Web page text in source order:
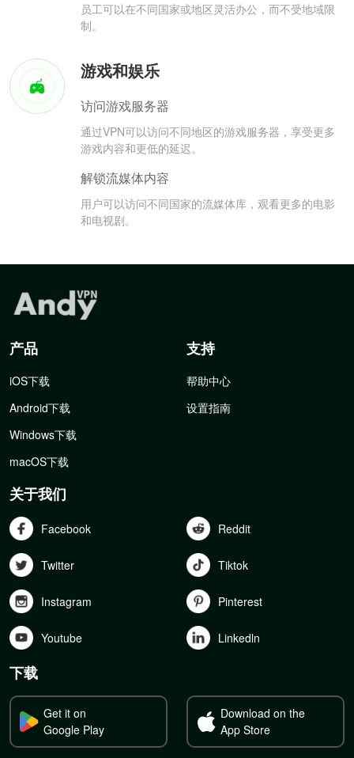
员工可以在不同国家或地区灵活办公，而不受地域限
制。
游戏和娱乐
访问游戏服务器
通过VPN可以访问不同地区的游戏服务器，享受更多
游戏内容和更低的延迟。
解锁流媒体内容
用户可以访问不同国家的流媒体库，观看更多的电影
和电视剧。
产品
iOS下载
Android下载
Windows下载
macOS下载
支持
帮助中心
设置指南
关于我们
Facebook Reddit
Twitter Tiktok
Instagram Pinterest
Youtube Linkedln
下载
Get it on
Google Play
Download on the
App Store